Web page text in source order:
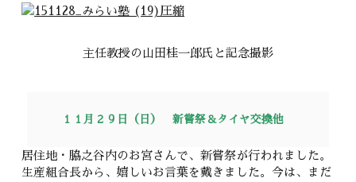
主任教授の山田桂一郎氏と記念撮影
１１月２９日（日） 新嘗祭＆タイヤ交換他
居住地・脇之谷内のお宮さんで、新嘗祭が行われました。
生産組合長から、嬉しいお言葉を戴きました。今は、まだ